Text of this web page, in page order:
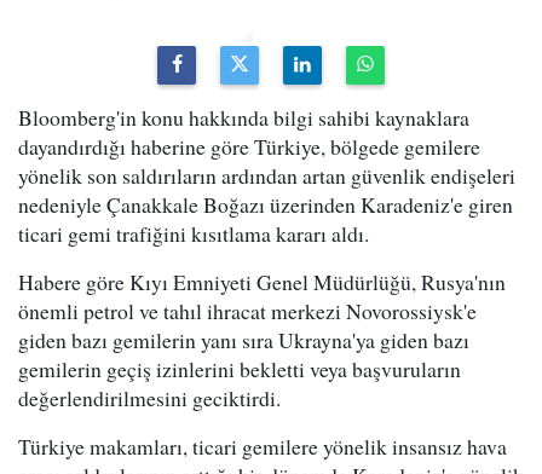
Bloomberg'in konu hakkında bilgi sahibi kaynaklara
dayandırdığı haberine göre Türkiye, bölgede gemilere
yönelik son saldırıların ardından artan güvenlik endişeleri
nedeniyle Çanakkale Boğazı üzerinden Karadeniz'e giren
ticari gemi trafiğini kısıtlama kararı aldı.
Habere göre Kıyı Emniyeti Genel Müdürlüğü, Rusya'nın
önemli petrol ve tahıl ihracat merkezi Novorossiysk'e
giden bazı gemilerin yanı sıra Ukrayna'ya giden bazı
gemilerin geçiş izinlerini bekletti veya başvuruların
değerlendirilmesini geciktirdi.
Türkiye makamları, ticari gemilere yönelik insansız hava